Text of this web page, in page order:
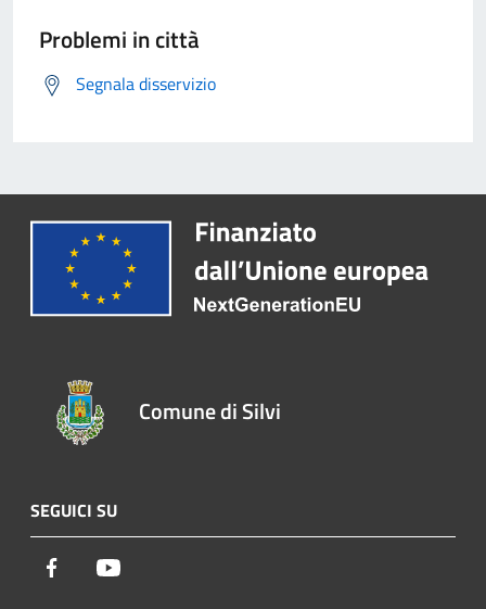
Problemi in città
Segnala disservizio
Comune di Silvi
SEGUICI SU
Facebook